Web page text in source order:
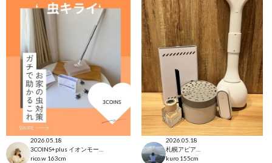
2026.05.18
rico.w 163cm
2026.05.18
kuro 155cm